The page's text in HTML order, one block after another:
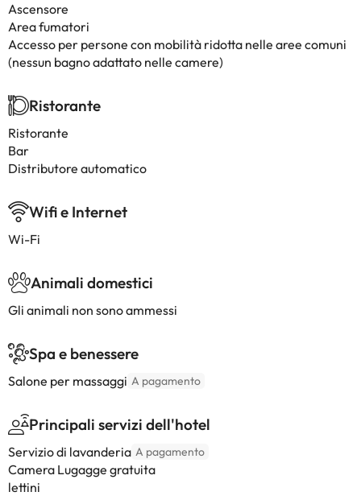
Ascensore
Area fumatori
Accesso per persone con mobilità ridotta nelle aree comuni
(nessun bagno adattato nelle camere)
Ristorante
Ristorante
Bar
Distributore automatico
Wifi e Internet
Wi-Fi
Animali domestici
Gli animali non sono ammessi
Spa e benessere
Salone per massaggi A pagamento
Principali servizi dell'hotel
Servizio di lavanderia A pagamento
Camera Lugagge gratuita
lettini